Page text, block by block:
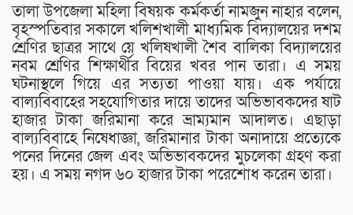
তালা উপজেলা মহিলা বিষয়ক কর্মকর্তা নামজুন নাহার বলেন,
বৃহস্পতিবার সকালে খলিশখালী মাধ্যমিক বিদ্যালয়ের দশম
শ্রেণির ছাত্রর সাথে য়ে খলিষখালী শৈব বালিকা বিদ্যালয়ের
নবম শ্রেণির শিক্ষার্থীর বিয়ের খবর পান তারা। এ সময়
ঘটনাস্থলে গিয়ে এর সত্যতা পাওয়া যায়। এক পর্যায়ে
বাল্যবিবাহের সহযোগিতার দায়ে তাদের অভিভাবকদের ষাট
হাজার টাকা জরিমানা করে ভ্রাম্যমান আদালত। এছাড়া
বাল্যবিবাহে নিষেধাজ্ঞা, জরিমানার টাকা অনাদায়ে প্রত্যেকে
পনের দিনের জেল এবং অভিভাবকদের মুচলেকা গ্রহণ করা
হয়। এ সময় নগদ ৬০ হাজার টাকা পরেশোধ করেন তারা।